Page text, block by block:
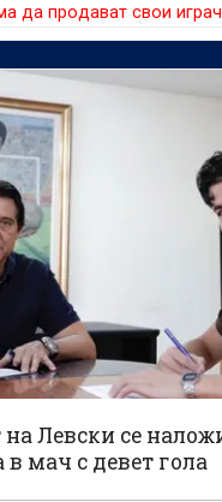
да продават свои
Левски се
в мач с девет гола